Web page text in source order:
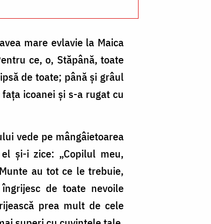
mare evlavie la Maica
ce, o, Stăpână, toate
de toate; până și grâul
icoanei și s-a rugat cu
vede pe mângâietoarea
și-i zice: „Copilul meu,
au tot ce le trebuie,
de toate nevoile
prea mult de cele